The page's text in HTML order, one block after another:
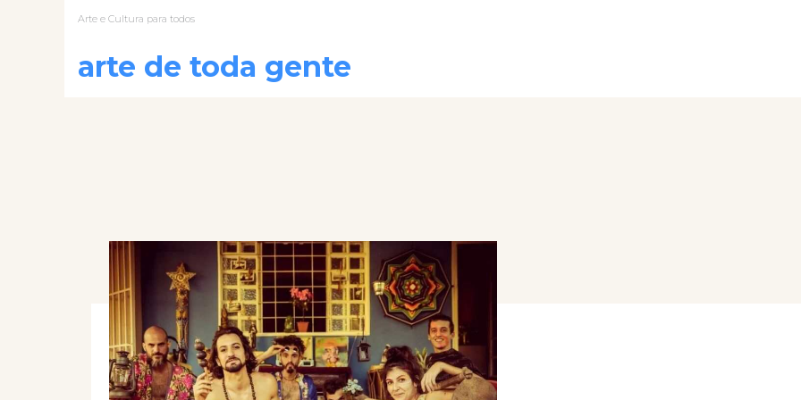
Arte e Cultura para todos
arte de toda gente